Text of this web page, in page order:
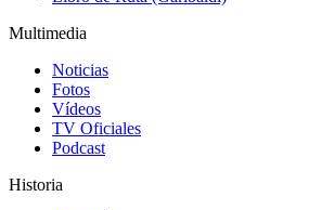
Multimedia
Noticias
Fotos
Vídeos
TV Oficiales
Podcast
Historia